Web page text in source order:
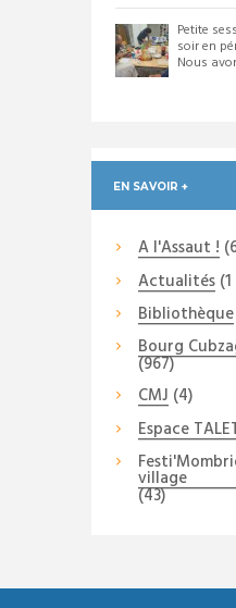
Petite
soir en
Nous
EN SAVOIR +
A l'Assaut !
Actualités(1
Bibliothèque
Bourg
(967)
CMJ (4)
Espace
village
(43)